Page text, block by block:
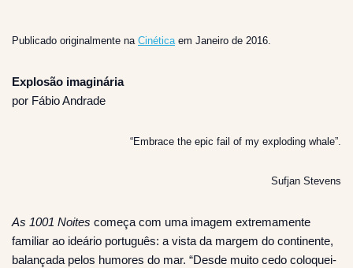
Publicado originalmente na Cinéticaem Janeiro de 2016.
Explosão imaginária
por Fábio Andrade
“Embrace the epic fail of my exploding whale”.
Sufjan Stevens
As 1001 Noites começa com uma imagem extremamente
familiar ao ideário português: a vista da margem do continente,
balançada pelos humores do mar. “Desde muito cedo coloquei-